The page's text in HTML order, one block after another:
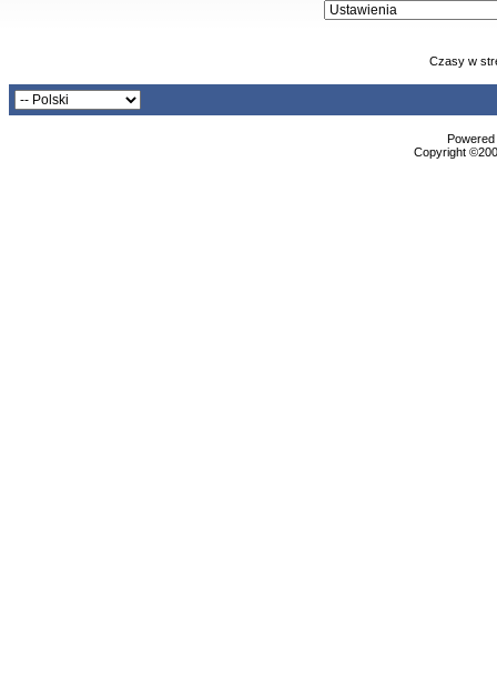
Czasy w
Copyright